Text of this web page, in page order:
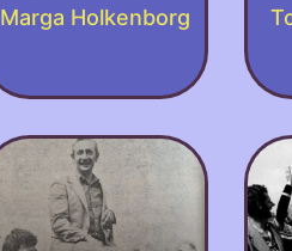
Marga Holkenborg